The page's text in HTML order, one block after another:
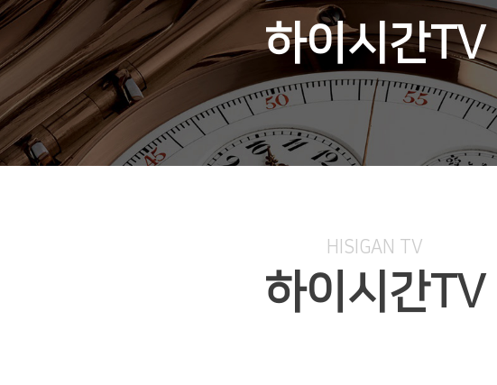
하이시간TV
HISIGAN TV
하이시간TV